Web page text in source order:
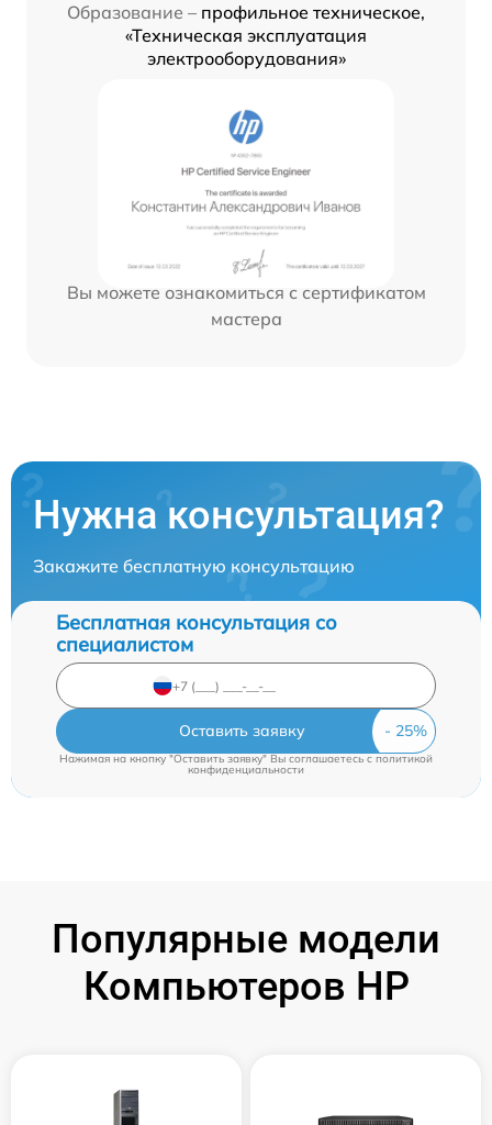
Образование – профильное техническое,
«Техническая эксплуатация
электрооборудования»
Вы можете ознакомиться с сертификатом
мастера
Нужна консультация?
Закажите бесплатную консультацию
Бесплатная консультация со
специалистом
Оставить заявку
Нажимая на кнопку "Оставить заявку" Вы соглашаетесь c политикой
конфиденциальности
Популярные модели
Компьютеров HP